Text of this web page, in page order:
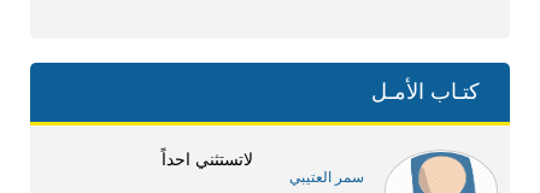
كتـاب الأمـل
لاتستثني احداً
سمر العتيبي